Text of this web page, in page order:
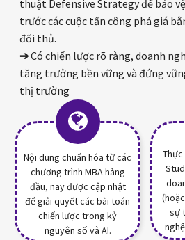
Thực
sự
Nội dung chuẩn hóa từ các
chương trình MBA hàng
đầu, nay được cập nhật
để giải quyết các bài toán
chiến lược trong kỷ
nguyên số và AI.
thuật Defensive Strategy để bảo
trước các cuộc tấn công phá giá
đối thủ.
➔Có chiến lược rõ ràng, doanh
tăng trưởng bền vững và đứng
thị trường